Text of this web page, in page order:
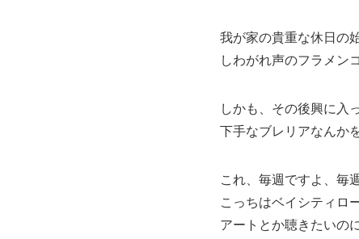
我が家の貴重な休日の
しわがれ声のフラメン
しかも、その後興に入
下手なブレリアなんか
これ、毎週ですよ、毎週
こっちはベイシティロ
アートとか聴きたいの